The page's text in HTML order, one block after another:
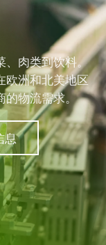
、肉类到饮料。
欧洲和北美地区
的物流需求。
息